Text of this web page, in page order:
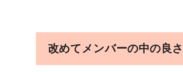
改めてメンバーの中の良